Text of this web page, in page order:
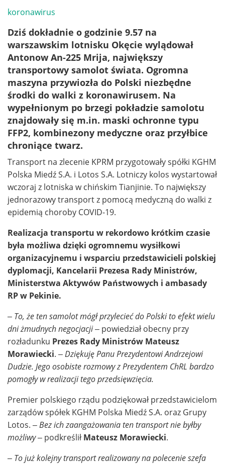
koronawirus
Dziś dokładnie o godzinie 9.57 na
warszawskim lotnisku Okęcie wylądował
Antonow An-225 Mrija, największy
transportowy samolot świata. Ogromna
maszyna przywiozła do Polski niezbędne
środki do walki z koronawirusem. Na
wypełnionym po brzegi pokładzie samolotu
znajdowały się m.in. maski ochronne typu
FFP2, kombinezony medyczne oraz przyłbice
chroniące twarz.
Transport na zlecenie KPRM przygotowały spółki KGHM
Polska Miedź S.A. i Lotos S.A. Lotniczy kolos wystartował
wczoraj z lotniska w chińskim Tianjinie. To największy
jednorazowy transport z pomocą medyczną do walki z
epidemią choroby COVID-19.
Realizacja transportu w rekordowo krótkim czasie
była możliwa dzięki ogromnemu wysiłkowi
organizacyjnemu i wsparciu przedstawicieli polskiej
dyplomacji, Kancelarii Prezesa Rady Ministrów,
Ministerstwa Aktywów Państwowych i ambasady
RP w Pekinie.
– To, że ten samolot mógł przylecieć do Polski to efekt wielu
dni żmudnych negocjacji – powiedział obecny przy
rozładunku Prezes Rady Ministrów Mateusz
Morawiecki. – Dziękuję Panu Prezydentowi Andrzejowi
Dudzie. Jego osobiste rozmowy z Prezydentem ChRL bardzo
pomogły w realizacji tego przedsięwzięcia.
Premier polskiego rządu podziękował przedstawicielom
zarządów spółek KGHM Polska Miedź S.A. oraz Grupy
Lotos. – Bez ich zaangażowania ten transport nie byłby
możliwy – podkreślił Mateusz Morawiecki.
– To już kolejny transport realizowany na polecenie szefa